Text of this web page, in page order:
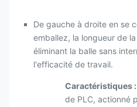
De gauche à droite en se
emballez, la longueur de
éliminant la balle sans
l'efficacité de travail.
Caractéristiques :
de PLC, actionné